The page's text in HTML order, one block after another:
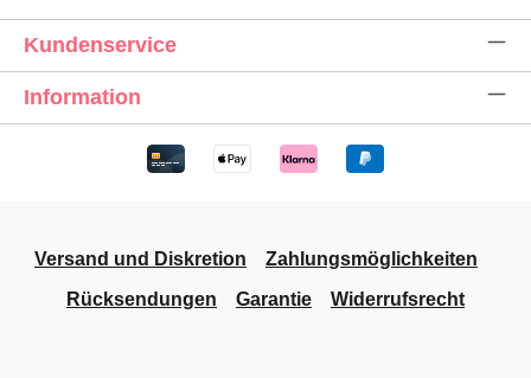
Kundenservice
Information
Versand und Diskretion
Zahlungsmöglichkeiten
Rücksendungen
Garantie Widerrufsrecht